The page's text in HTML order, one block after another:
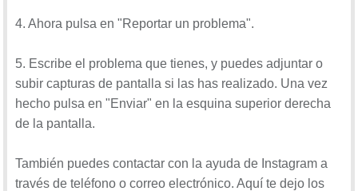
4. Ahora pulsa en "Reportar un problema".
5. Escribe el problema que tienes, y puedes adjuntar o
subir capturas de pantalla si las has realizado. Una vez
hecho pulsa en "Enviar" en la esquina superior derecha
de la pantalla.
También puedes contactar con la ayuda de Instagram a
través de teléfono o correo electrónico. Aquí te dejo los